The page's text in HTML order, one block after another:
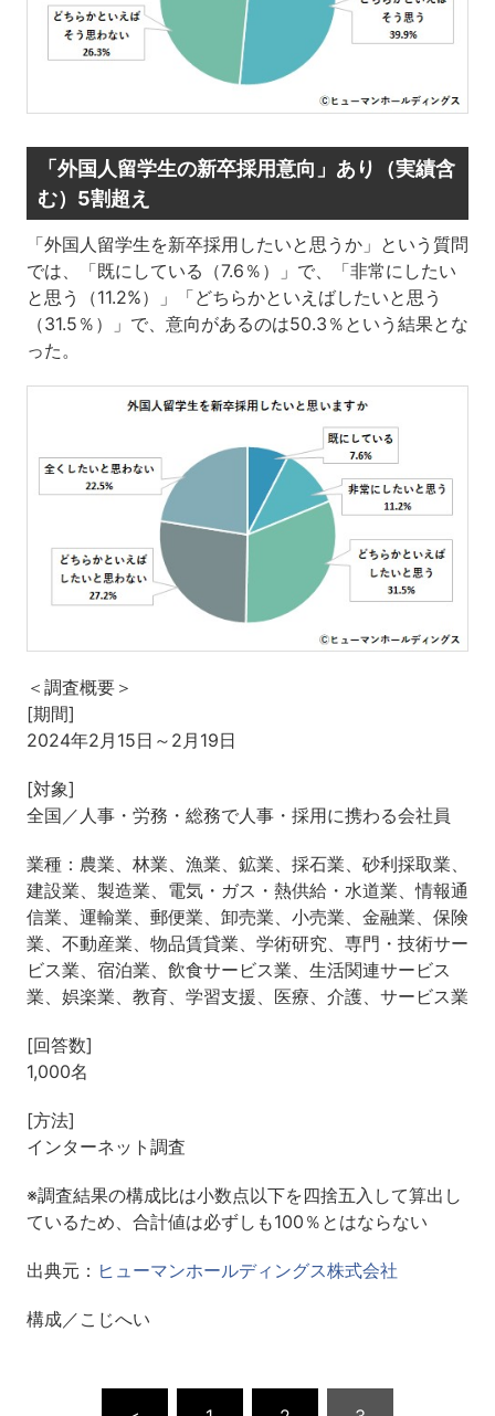
「外国人留学生の新卒採用意向」あり（実績含
む）5割超え
「外国人留学生を新卒採用したいと思うか」という質問
では、「既にしている（7.6％）」で、「非常にしたい
と思う（11.2%）」「どちらかといえばしたいと思う
（31.5％）」で、意向があるのは50.3％という結果とな
った。
＜調査概要＞
[期間]
2024年2月15日～2月19日
[対象]
全国／人事・労務・総務で人事・採用に携わる会社員
業種：農業、林業、漁業、鉱業、採石業、砂利採取業、
建設業、製造業、電気・ガス・熱供給・水道業、情報通
信業、運輸業、郵便業、卸売業、小売業、金融業、保険
業、不動産業、物品賃貸業、学術研究、専門・技術サー
ビス業、宿泊業、飲食サービス業、生活関連サービス
業、娯楽業、教育、学習支援、医療、介護、サービス業
[回答数]
1,000名
[方法]
インターネット調査
※調査結果の構成比は小数点以下を四捨五入して算出し
ているため、合計値は必ずしも100％とはならない
出典元： ヒューマンホールディングス株式会社
構成／こじへい